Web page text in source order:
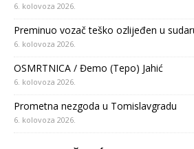
6. kolovoza 2026.
Preminuo vozač teško ozlijeđen u
6. kolovoza 2026.
OSMRTNICA / Đemo (Tepo) Jahić
6. kolovoza 2026.
Prometna nezgoda u Tomislavgradu
6. kolovoza 2026.